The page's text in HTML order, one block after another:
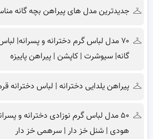
جدیدترین مدل های پیراهن بچه گانه
۷۰ مدل لباس گرم دخترانه و پسرانه|
گانه| سیوشرت | کاپشن | پیراهن پاییزه
پیراهن یلدایی دخترانه | لباس دخترانه
۵۰ مدل لباس گرم نوزادی دخترانه و
هودی | شنل خز دار | سرهمی خز دار